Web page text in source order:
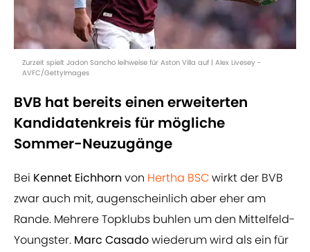
Zurzeit spielt Jadon Sancho leihweise für Aston Villa auf | Alex Livesey -
AVFC/GettyImages
BVB hat bereits einen erweiterten
Kandidatenkreis für mögliche
Sommer-Neuzugänge
Bei Kennet Eichhorn von Hertha BSCwirkt der BVB
zwar auch mit, augenscheinlich aber eher am
Rande. Mehrere Topklubs buhlen um den Mittelfeld-
Youngster. Marc Casadowiederum wird als ein für